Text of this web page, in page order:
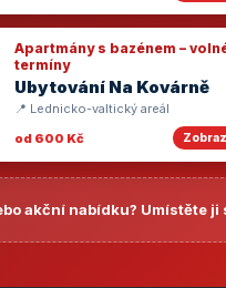
Apartmány s bazénem –
termíny
Ubytování Na Kovárně
📍 Lednicko-valtický areál
od 600 Kč
akční nabídku? Umístěte ji